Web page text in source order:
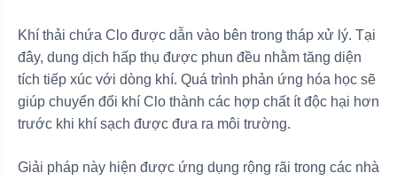
Khí thải chứa Clo được dẫn vào bên trong tháp xử lý. Tại
đây, dung dịch hấp thụ được phun đều nhằm tăng diện
tích tiếp xúc với dòng khí. Quá trình phản ứng hóa học sẽ
giúp chuyển đổi khí Clo thành các hợp chất ít độc hại hơn
trước khi khí sạch được đưa ra môi trường.
Giải pháp này hiện được ứng dụng rộng rãi trong các nhà